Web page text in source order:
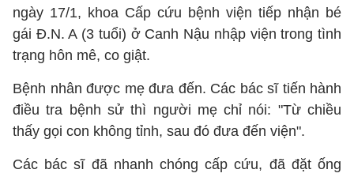
ngày 17/1, khoa Cấp cứu bệnh viện tiếp nhận bé
gái Đ.N. A (3 tuổi) ở Canh Nậu nhập viện trong tình
trạng hôn mê, co giật.
Bệnh nhân được mẹ đưa đến. Các bác sĩ tiến hành
điều tra bệnh sử thì người mẹ chỉ nói: "Từ chiều
thấy gọi con không tỉnh, sau đó đưa đến viện".
Các bác sĩ đã nhanh chóng cấp cứu, đã đặt ống